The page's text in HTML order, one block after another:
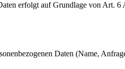
erfolgt auf Grundlage von Art.
Daten (Name,